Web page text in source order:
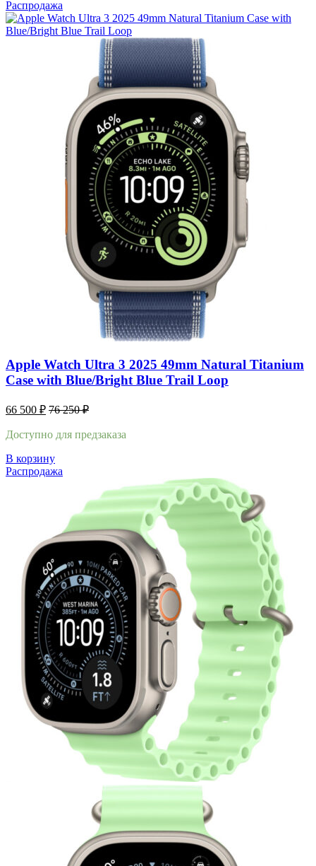
Распродажа
Apple Watch Ultra 3 2025 49mm Natural Titanium
Case with Blue/Bright Blue Trail Loop
66 500 ₽ 76 250₽
Доступно для предзаказа
В корзину
Распродажа